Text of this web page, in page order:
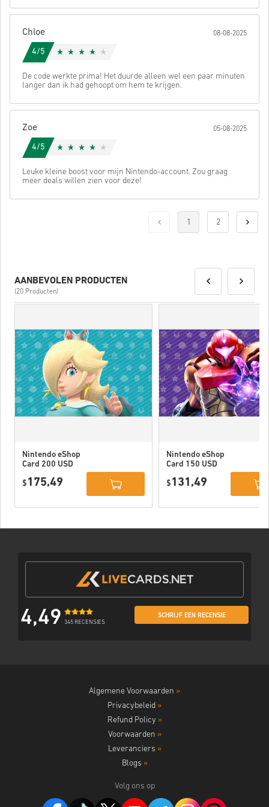
Chloe 08-08-2025
4/5
De code werkte prima! Het duurde alleen wel een paar minuten
langer dan ik had gehoopt om hem te krijgen.
Zoe 05-08-2025
4/5
Leuke kleine boost voor mijn Nintendo-account. Zou graag
meer deals willen zien voor deze!
1 2
AANBEVOLEN PRODUCTEN
(20 Producten)
Nintendo eShop
Card 200 USD
$ 175,49
Nintendo eShop
Card 150 USD
$ 131,49
4,49 345 RECENSIES
SCHRIJF EEN RECENSIE
Algemene Voorwaarden »
Privacybeleid »
Refund Policy »
Voorwaarden »
Leveranciers »
Blogs »
Volg ons op